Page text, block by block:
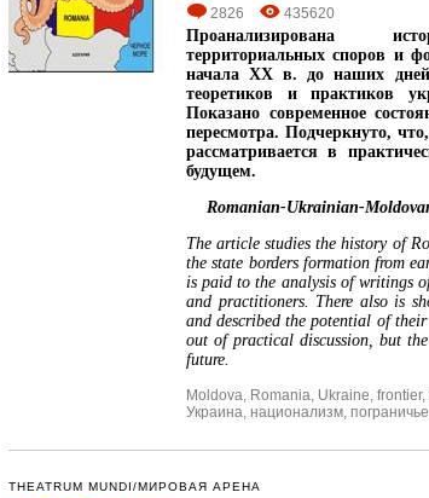
2826 435620
Проанализирована
территориальных споров и
начала XX в. до наших
теоретиков и практиков
Показано современное
пересмотра. Подчеркнуто,
рассматривается в
будущем.
Romanian-Ukrainian-
The article studies the history of
the state borders formation from
is paid to the analysis of writings
and practitioners. There also is
and described the potential of
out of practical discussion, but
future.
Moldova, Romania, Ukraine, frontier,
Украина, национализм, пограничье
THEATRUM MUNDI/МИРОВАЯ АРЕНА